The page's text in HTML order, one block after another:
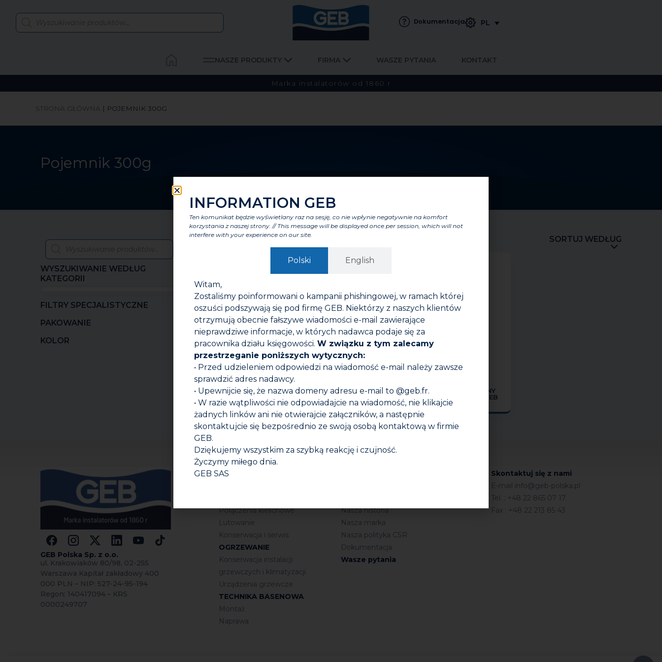
Dokumentacja PL
NASZE PRODUKTY FIRMA WASZE PYTANIA KONTAKT
Marka instalatorów od 1860 r
STRONA GŁÓWNA | POJEMNIK 300G
Pojemnik 300g
WYSZUKIWANIE WEDŁUG
KATEGORII
FILTRY SPECJALISTYCZNE
PAKOWANIE
KOLOR
SORTUJ WEDŁUG
G30 PRODUKT DO
ODSZLAMIANIA
GEBSOPLAST GEL +
KIT OGNIOODPORNY
PROPFEU CALORYGEB
1300 ⁰C
GEB Polska Sp. z o.o.
ul. Krakowiaków 80/98, 02-255
Warszawa Kapitał zakładowy 400
000 PLN – NIP: 527-24-95-194
Regon: 140417094 – KRS
0000249707
INSTALACJE SANITARNE
Połączenia kielichowe
Lutowanie
Konserwacja i serwis
OGRZEWANIE
Konserwacja instalacji
grzewczych i klimatyzacji
Urządzenia grzewcze
TECHNIKA BASENOWA
Montaż
Naprawa
Nasza historia
Nasza marka
Nasza polityka CSR
Dokumentacja
Wasze pytania
Skontaktuj się z nami
E-mail info@geb-polska.pl
Tel. : +48 22 865 07 17
Fax : +48 22 213 85 43
INFORMATION GEB
Ten komunikat będzie wyświetlany raz na sesję, co nie wpłynie negatywnie na komfort
korzystania z naszej strony. // This message will be displayed once per session, which will not
interfere with your experience on our site.
Polski English
Witam,
Zostaliśmy poinformowani o kampanii phishingowej, w ramach której
oszuści podszywają się pod firmę GEB. Niektórzy z naszych klientów
otrzymują obecnie fałszywe wiadomości e-mail zawierające
nieprawdziwe informacje, w których nadawca podaje się za
pracownika działu księgowości. W związku z tym zalecamy
przestrzeganie poniższych wytycznych:
• Przed udzieleniem odpowiedzi na wiadomość e-mail należy zawsze
sprawdzić adres nadawcy.
• Upewnijcie się, że nazwa domeny adresu e-mail to @geb.fr.
• W razie wątpliwości nie odpowiadajcie na wiadomość, nie klikajcie
żadnych linków ani nie otwierajcie załączników, a następnie
skontaktujcie się bezpośrednio ze swoją osobą kontaktową w firmie
GEB.
Dziękujemy wszystkim za szybką reakcję i czujność.
Życzymy miłego dnia.
GEB SAS